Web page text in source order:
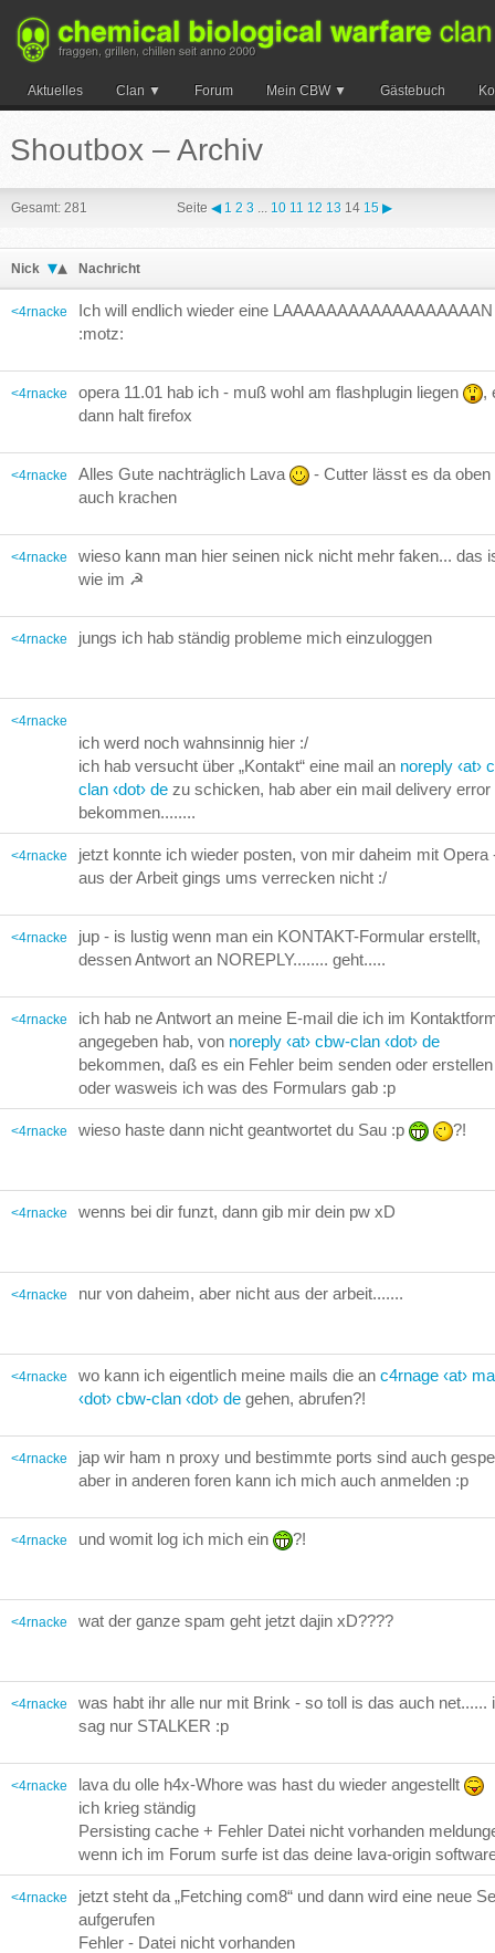
Aktuelles Clan Forum Mein CBW Gästebuch
Shoutbox – Archiv
Gesamt: 281 Seite ◀ 1 2 3 ... 10 11 12 13 14 15 ▶
Nick Nachricht
<4rnacke
Ich will endlich wieder eine LAAAAAAAAAAAAAAAAAAN
:motz:
<4rnacke opera 11.01 hab ich - muß wohl am flashplugin liegen
,
dann halt firefox
<4rnacke Alles Gute nachträglich Lava
- Cutter lässt es da oben
auch krachen
<4rnacke
wieso kann man hier seinen nick nicht mehr faken... das
wie im ☭
<4rnacke jungs ich hab ständig probleme mich einzuloggen
<4rnacke
ich werd noch wahnsinnig hier :/
ich hab versucht über „Kontakt“ eine mail an noreply ‹at›
clan ‹dot› de zu schicken, hab aber ein mail delivery error
bekommen........
<4rnacke
jetzt konnte ich wieder posten, von mir daheim mit Opera
aus der Arbeit gings ums verrecken nicht :/
<4rnacke
jup - is lustig wenn man ein KONTAKT-Formular erstellt,
dessen Antwort an NOREPLY........ geht.....
<4rnacke
ich hab ne Antwort an meine E-mail die ich im
angegeben hab, von noreply ‹at› cbw-clan ‹dot› de
bekommen, daß es ein Fehler beim senden oder erstellen
oder wasweis ich was des Formulars gab :p
<4rnacke wieso haste dann nicht geantwortet du Sau :p ?!
<4rnacke wenns bei dir funzt, dann gib mir dein pw xD
<4rnacke nur von daheim, aber nicht aus der arbeit.......
<4rnacke wo kann ich eigentlich meine mails die an c4rnage ‹at›
‹dot› cbw-clan ‹dot› de gehen, abrufen?!
<4rnacke
jap wir ham n proxy und bestimmte ports sind auch
aber in anderen foren kann ich mich auch anmelden :p
<4rnacke und womit log ich mich ein ?!
<4rnacke wat der ganze spam geht jetzt dajin xD????
<4rnacke
was habt ihr alle nur mit Brink - so toll is das auch net......
sag nur STALKER :p
<4rnacke
lava du olle h4x-Whore was hast du wieder angestellt
ich krieg ständig
Persisting cache + Fehler Datei nicht vorhanden
wenn ich im Forum surfe ist das deine lava-origin
<4rnacke
jetzt steht da „Fetching com8“ und dann wird eine neue
aufgerufen
Fehler - Datei nicht vorhanden